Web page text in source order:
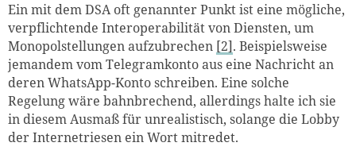
Ein mit dem DSA oft genannter Punkt ist eine mögliche,
verpflichtende Interoperabilität von Diensten, um
Monopolstellungen aufzubrechen [2]. Beispielsweise
jemandem vom Telegramkonto aus eine Nachricht an
deren WhatsApp-Konto schreiben. Eine solche
Regelung wäre bahnbrechend, allerdings halte ich sie
in diesem Ausmaß für unrealistisch, solange die Lobby
der Internetriesen ein Wort mitredet.